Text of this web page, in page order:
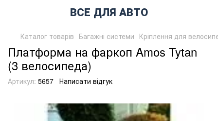
ВСЕ ДЛЯ АВТО
Каталог товарів Багажні системи Кріплення для
Платформа на фаркоп Amos Tytan
(3 велосипеда)
Артикул: 5657 Написати відгук